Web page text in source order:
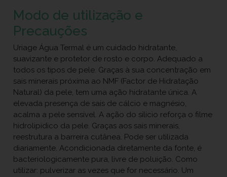
Modo de utilização e
Precauções
Uriage Água Termal é um cuidado hidratante,
suavizante e protetor de rosto e corpo. Adequado a
todos os tipos de pele. Graças à sua concentração em
sais minerais próxima ao NMF (Factor de Hidratação
Natural) da pele, tem uma ação hidratante única. A
elevada presença de sais de cálcio e magnésio,
acalma a pele sensível. A ação do silicio reforça o filme
hidrolipidico da pele. Graças aos sais minerais,
reestrutura a barreira cutânea. Pode ser utilizada
diariamente. Acondicionada diretamente da fonte, é
bacteriologicamente pura, livre de poluição. Como
utilizar: pulverizar as vezes que for necessário. Um